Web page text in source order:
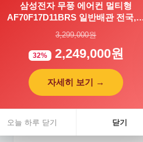
지역별 맞춤 렌트카 상담
삼성전자 무풍 에어컨 멀티형
AF70F17D11BRS 일반배관 전국
3,299,000원
32% 2,249,000원
자세히 보기 →
오늘 하루 닫기 닫기